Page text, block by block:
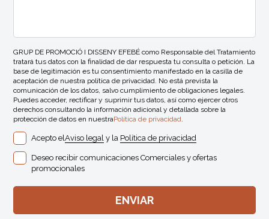
GRUP DE PROMOCIÓ I DISSENY EFEBÉ como Responsable del Tratamiento
tratará tus datos con la finalidad de dar respuesta tu consulta o petición. La
base de legitimación es tu consentimiento manifestado en la casilla de
aceptación de nuestra política de privacidad. No está prevista la
comunicación de los datos, salvo cumplimiento de obligaciones legales.
Puedes acceder, rectificar y suprimir tus datos, así como ejercer otros
derechos consultando la información adicional y detallada sobre la
protección de datos en nuestraPolítica de privacidad.
Acepto elAviso legal y la Política de privacidad
Deseo recibir comunicaciones Comerciales y ofertas
promocionales